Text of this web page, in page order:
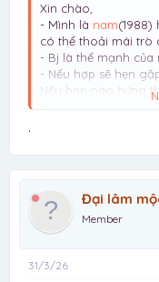
Xin chào,
- Mình là nam(1988)
có thể thoải mái trò
- Bj là thế mạnh
- Nếu hợp sẽ hẹn
Nếu bạn nào hứng
Lưu ý: mình chỉ tìm
.
Đại lâm
Member
31/3/26